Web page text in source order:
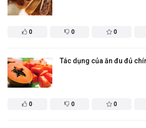
0 0 0
0 0 0
Tác dụng của ăn đu đủ